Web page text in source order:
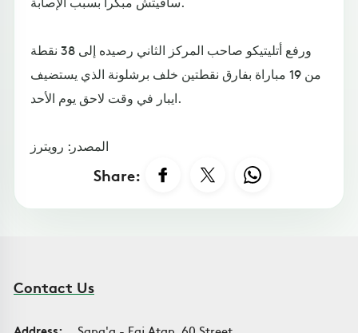
ورفع أتليتيكو صاحب المركز الثاني رصيده إلى 38 نقطة
من 19 مباراة بفارق نقطتين خلف برشلونة الذي يستضيف
ايبار في وقت لاحق يوم الأحد.
المصدر: رويترز
Share:
Contact Us